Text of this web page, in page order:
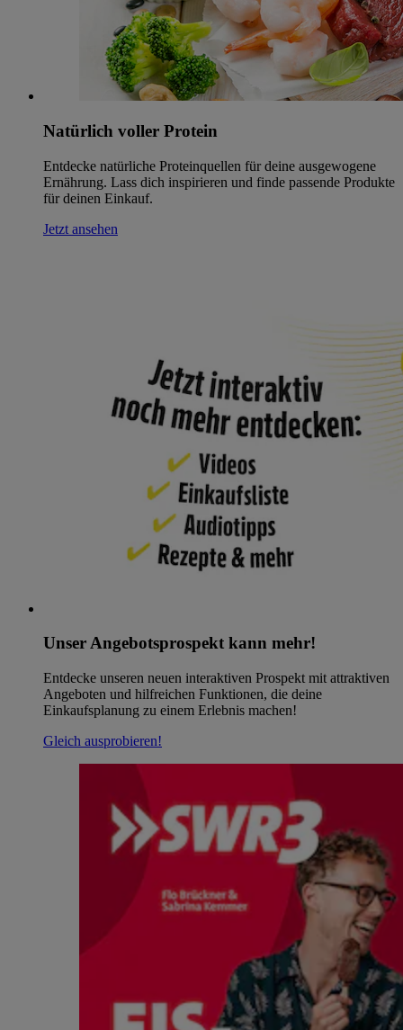
Natürlich voller Protein
Entdecke natürliche Proteinquellen für deine ausgewogene
Ernährung. Lass dich inspirieren und finde passende Produkte
für deinen Einkauf.
Jetzt ansehen
Unser Angebotsprospekt kann mehr!
Entdecke unseren neuen interaktiven Prospekt mit attraktiven
Angeboten und hilfreichen Funktionen, die deine
Einkaufsplanung zu einem Erlebnis machen!
Gleich ausprobieren!